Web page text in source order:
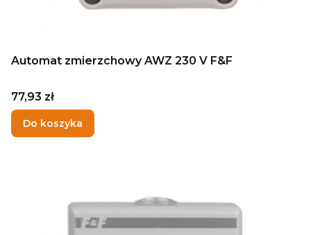
Automat zmierzchowy AWZ 230 V F&F
Cena
77,93 zł
Do koszyka